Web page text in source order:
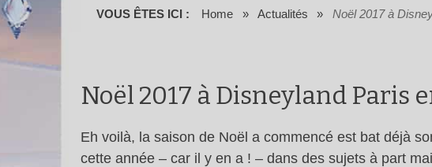
VOUS ÊTES ICI : Home » Actualités » Noël 2017 à
Noël 2017 à Disneyland Paris
Eh voilà, la saison de Noël a commencé est bat déjà
cette année – car il y en a ! – dans des sujets à part